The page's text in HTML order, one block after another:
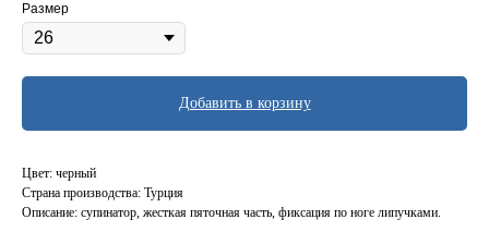
Размер
Добавить в корзину
Цвет: черный
Страна производства: Турция
Описание: супинатор, жесткая пяточная часть, фиксация по ноге липучками.